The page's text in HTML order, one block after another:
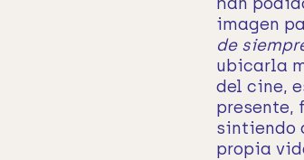
imagen
de
ubicarla
del cine,
presente,
sintiendo
propia